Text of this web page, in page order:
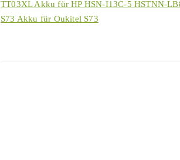
TT03XL Akku für HP HSN-I13C-5 HSTNN-
S73 Akku für Oukitel S73